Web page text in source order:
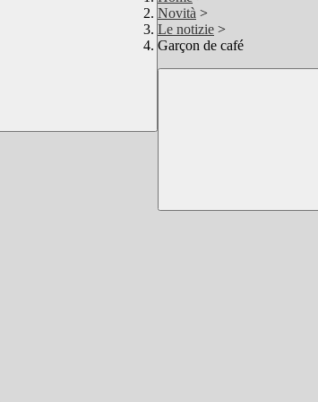
Novità >
Le notizie >
Garçon de café